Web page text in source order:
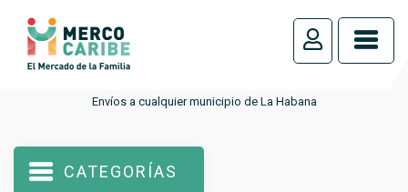
_
Envíos a cualquier municipio de La Habana
CATEGORÍAS